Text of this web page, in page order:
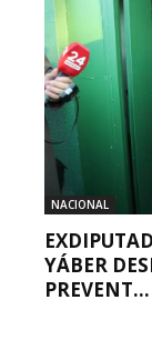
NACIONAL
YÁBER
PREVENT...